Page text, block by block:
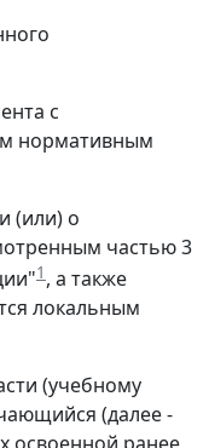
с
нормативным
(или) о
частью 3
1 , а также
локальным
(учебному
(далее -